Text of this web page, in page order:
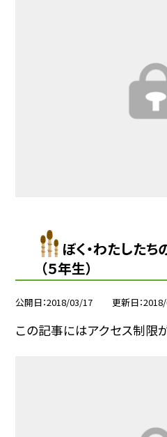
ぼく・わたした
（５年生）
公開日 2018/03/17 更新日
この記事にはアクセス制限